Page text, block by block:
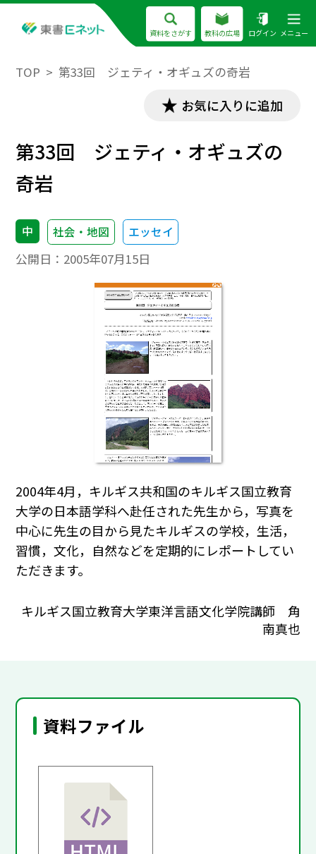
資料をさがす 教科の広場 ログイン メニュー
TOP 第33回 ジェティ・オギュズの奇岩
お気に入りに追加
第33回 ジェティ・オギュズの
奇岩
中 社会・地図 エッセイ
公開日： 2005年07月15日
2004年4月，キルギス共和国のキルギス国立教育
大学の日本語学科へ赴任された先生から，写真を
中心に先生の目から見たキルギスの学校，生活，
習慣，文化，自然などを定期的にレポートしてい
ただきます。
キルギス国立教育大学東洋言語文化学院講師 角
南真也
資料ファイル